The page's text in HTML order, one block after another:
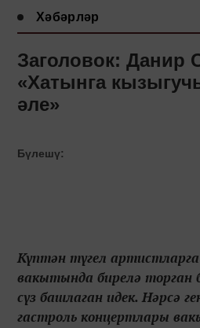
Хәбәрләр
Заголовок: Данир
«Хатынга
әле»
Бүлешү:
Күптән түгел
вакытында бирелә торган
сүз башлаган идек. Нәрсә
гастроль концертлары